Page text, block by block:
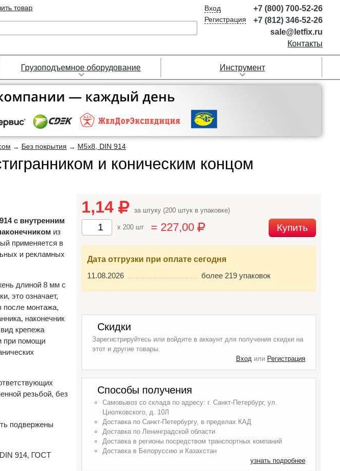
товар
Вход
Регистрация
+7 (800) 700-52-26
+7 (812) 346-52-26
sale@letfix.ru
Контакты
Грузоподъемное оборудование Инструмент
→ Без покрытия → М5х8, DIN 914
и коническим концом
с внутренним
из
применяется в
и рекламных
длиной 8 мм с
это означает,
после монтажа,
наконечник
крепежа
при помощи
резьбой, без
подвержены
DIN 914, ГОСТ
1,14 за штуку (200 штук в упаковке)
x 200 шт = 227,00 Купить
Дата отгрузки при оплате сегодня
11.08.2026
более 219 упаковок
Скидки
Зарегистрируйтесь или войдите в аккаунт для получения скидки на
этот и другие товары.
Вход или Регистрация
Способы получения
Самовывоз со склада по адресу: г. Санкт-Петербург, ул.
Циолковского, д. 10Л
Доставка по Санкт-Петербургу, в пределах КАД
Доставка по Ленинградской области
Доставка в регионы посредством транспортных компаний
Доставка в Белоруссию и Казахстан
узнать подробнее